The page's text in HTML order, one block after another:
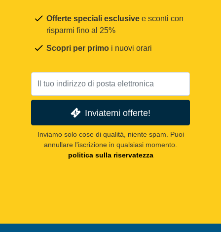
Offerte speciali esclusive e sconti con
risparmi fino al 25%
Scopri per primo i nuovi orari
Inviatemi offerte!
Inviamo solo cose di qualità, niente spam. Puoi
annullare l'iscrizione in qualsiasi momento.
politica sulla riservatezza